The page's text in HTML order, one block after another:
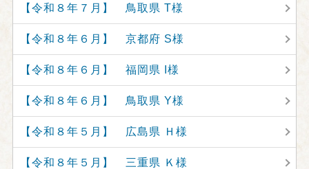
【令和８年７月】 鳥取県 T様
【令和８年６月】 京都府 S様
【令和８年６月】 福岡県 I様
【令和８年６月】 鳥取県 Y様
【令和８年５月】 広島県 Ｈ様
【令和８年５月】 三重県 Ｋ様